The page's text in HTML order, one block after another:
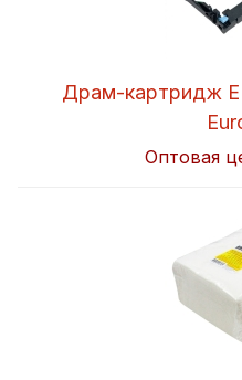
Драм-картридж
Оптовая